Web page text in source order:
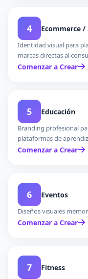
4 Ecommerce /
Identidad visual para
marcas directas al
Comenzar a Crear
5 Educación
Branding profesional
plataformas de
Comenzar a Crear
6 Eventos
Diseños visuales
Comenzar a Crear
7 Fitness